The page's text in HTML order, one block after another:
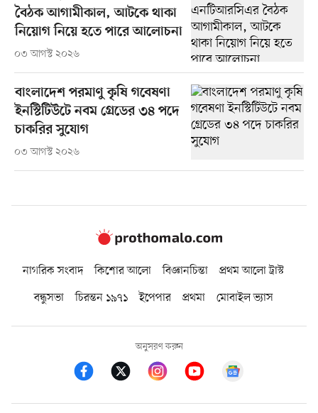
বৈঠক আগামীকাল, আটকে থাকা
নিয়োগ নিয়ে হতে পারে আলোচনা
০৩ আগস্ট ২০২৬
বাংলাদেশ পরমাণু কৃষি গবেষণা
ইনস্টিটিউটে নবম গ্রেডের ৩৪ পদে
চাকরির সুযোগ
০৩ আগস্ট ২০২৬
নাগরিক সংবাদ কিশোর আলো বিজ্ঞানচিন্তা
প্রথম আলো ট্রাস্ট
বন্ধুসভা
চিরন্তন ১৯৭১ ইপেপার প্রথমা মোবাইল ভ্যাস
অনুসরণ করুন